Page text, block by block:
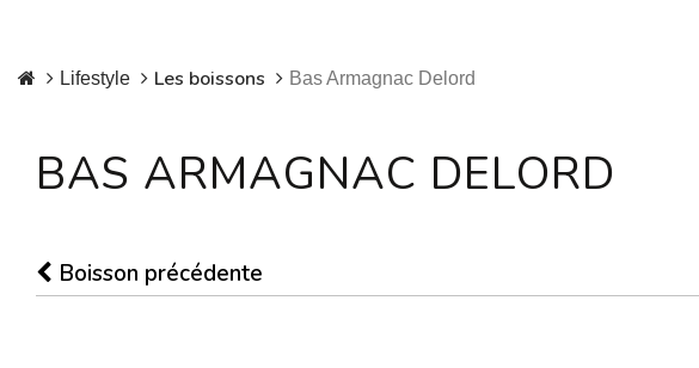
Lifestyle Les boissons Bas Armagnac Delord
BAS ARMAGNAC DELORD
Boisson précédente